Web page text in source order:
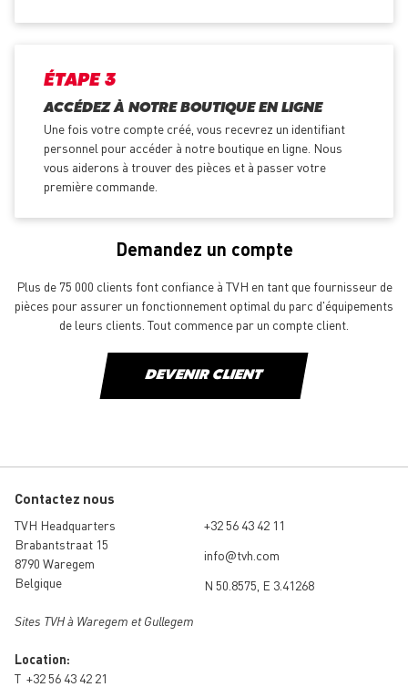
ÉTAPE 3
ACCÉDEZ À NOTRE BOUTIQUE EN LIGNE
Une fois votre compte créé, vous recevrez un identifiant
personnel pour accéder à notre boutique en ligne. Nous
vous aiderons à trouver des pièces et à passer votre
première commande.
Demandez un compte
Plus de 75 000 clients font confiance à TVH en tant que fournisseur de
pièces pour assurer un fonctionnement optimal du parc d'équipements
de leurs clients. Tout commence par un compte client.
DEVENIR CLIENT
Contactez nous
TVH Headquarters
Brabantstraat 15
8790 Waregem
Belgique
Sites TVH à Waregem et Gullegem
Location:
T +32 56 43 42 21
+32 56 43 42 11
info@tvh.com
N 50.8575, E 3.41268